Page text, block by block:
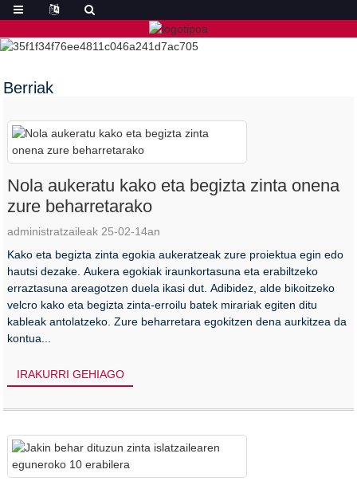
Berriak
Nola aukeratu kako eta begizta zinta onena
zure beharretarako
administratzaileak 25-02-14an
Kako eta begizta zinta egokia aukeratzeak zure proiektua egin edo
hautsi dezake. Aukera egokiak iraunkortasuna eta erabiltzeko
erraztasuna areagotzen duela ikasi dut. Adibidez, alde bikoitzeko
velcro kako eta begizta zinta-erroilu batek mirariak egiten ditu
kableak antolatzeko. Zure beharretara egokitzen dena aurkitzea da
kontua...
IRAKURRI GEHIAGO